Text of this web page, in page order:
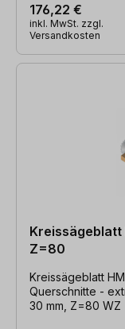
176,22 €
inkl. MwSt. zzgl.
Versandkosten
Kreissägeblatt
Z=80
Kreissägeblatt
Querschnitte -
30 mm, Z=80 WZ